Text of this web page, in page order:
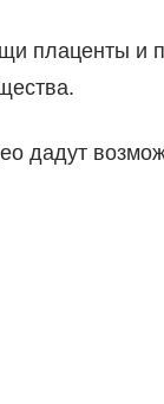
плаценты и
дадут